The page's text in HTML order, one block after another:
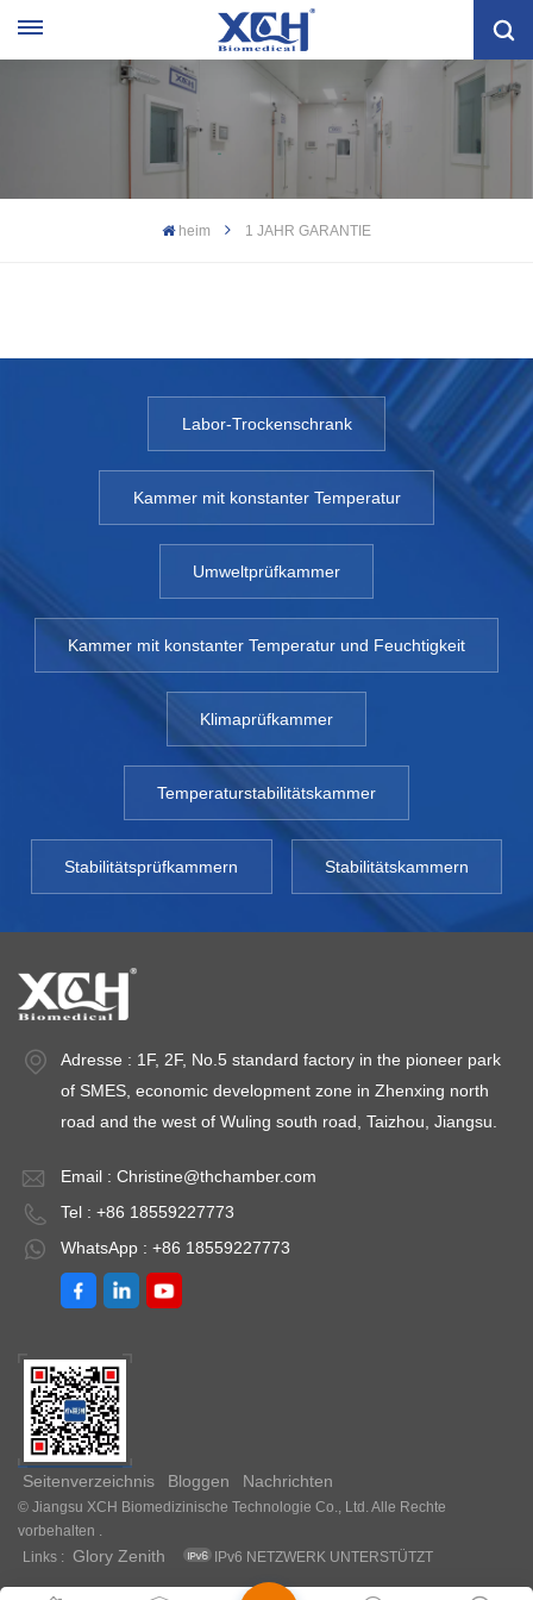
heim 1 JAHR GARANTIE
Labor-Trockenschrank
Kammer mit konstanter Temperatur
Umweltprüfkammer
Kammer mit konstanter Temperatur und Feuchtigkeit
Klimaprüfkammer
Temperaturstabilitätskammer
Stabilitätsprüfkammern Stabilitätskammern
Adresse : 1F, 2F, No.5 standard factory in the pioneer park
of SMES, economic development zone in Zhenxing north
road and the west of Wuling south road, Taizhou, Jiangsu.
Email : Christine@thchamber.com
Tel : +86 18559227773
WhatsApp : +86 18559227773
Seitenverzeichnis Bloggen Nachrichten
© Jiangsu XCH Biomedizinische Technologie Co., Ltd. Alle Rechte
vorbehalten .
Links :
Glory Zenith IPv6 NETZWERK UNTERSTÜTZT